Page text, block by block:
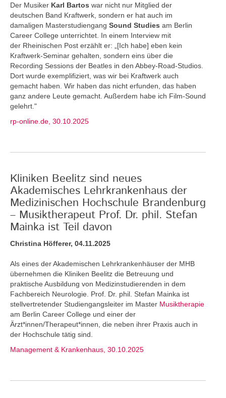
Der Musiker Karl Bartos war nicht nur Mitglied der
deutschen Band Kraftwerk, sondern er hat auch im
damaligen Masterstudiengang Sound Studies am Berlin
Career College unterrichtet. In einem Interview mit
der Rheinischen Post erzählt er: „[Ich habe] eben kein
Kraftwerk-Seminar gehalten, sondern eins über die
Recording Sessions der Beatles in den Abbey-Road-Studios.
Dort wurde exemplifiziert, was wir bei Kraftwerk auch
gemacht haben. Wir haben das nicht erfunden, das haben
ganz andere Leute gemacht. Außerdem habe ich Film-Sound
gelehrt."
rp-online.de, 30.10.2025
Kliniken Beelitz sind neues
Akademisches Lehrkrankenhaus der
Medizinischen Hochschule Brandenburg
– Musiktherapeut Prof. Dr. phil. Stefan
Mainka ist Teil davon
Christina Höfferer, 04.11.2025
Als eines der Akademischen Lehrkrankenhäuser der MHB
übernehmen die Kliniken Beelitz die Betreuung und
praktische Ausbildung von Medizinstudierenden in dem
Fachbereich Neurologie. Prof. Dr. phil. Stefan Mainka ist
stellvertretender Studiengangsleiter im Master Musiktherapie
am Berlin Career College und einer der
Ärzt*innen/Therapeut*innen, die neben ihrer Praxis auch in
der Hochschule tätig sind.
Management & Krankenhaus, 30.10.2025